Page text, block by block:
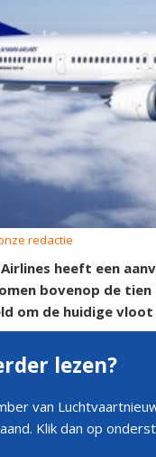
redactie
heeft een
bovenop de
om de huidige
lezen?
van
Klik dan op